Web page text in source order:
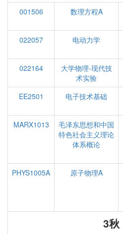
001506 数理方程A
022057
电动力学
022164
大学物理-现代技
术实验
EE2501
电子技术基础
MARX1013
毛泽东思想和中国
特色社会主义理论
体系概论
PHYS1005A
原子物理A
3秋